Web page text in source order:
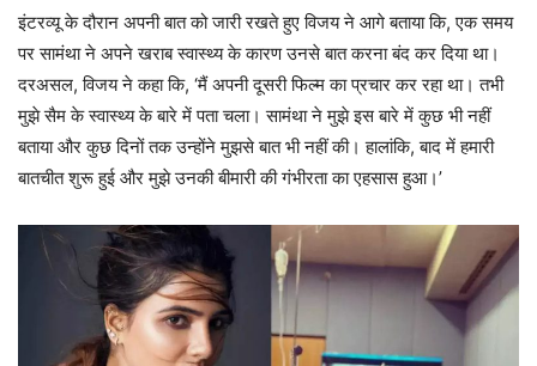
इंटरव्यू के दौरान अपनी बात को जारी रखते हुए विजय ने आगे बताया कि, एक समय
पर सामंथा ने अपने खराब स्वास्थ्य के कारण उनसे बात करना बंद कर दिया था।
दरअसल, विजय ने कहा कि, ‘मैं अपनी दूसरी फिल्म का प्रचार कर रहा था। तभी
मुझे सैम के स्वास्थ्य के बारे में पता चला। सामंथा ने मुझे इस बारे में कुछ भी नहीं
बताया और कुछ दिनों तक उन्होंने मुझसे बात भी नहीं की। हालांकि, बाद में हमारी
बातचीत शुरू हुई और मुझे उनकी बीमारी की गंभीरता का एहसास हुआ।’